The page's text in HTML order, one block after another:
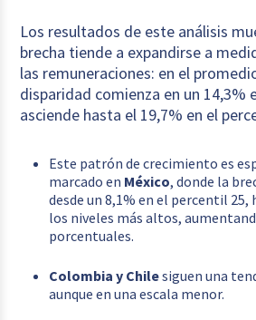
Los resultados de este análisis
brecha tiende a expandirse a
las remuneraciones: en el
disparidad comienza en un 14,3%
asciende hasta el 19,7% en el
Este patrón de crecimiento es
marcado en México, donde la
desde un 8,1% en el percentil 25,
los niveles más altos,
porcentuales.
Colombia y Chilesiguen una
aunque en una escala menor.